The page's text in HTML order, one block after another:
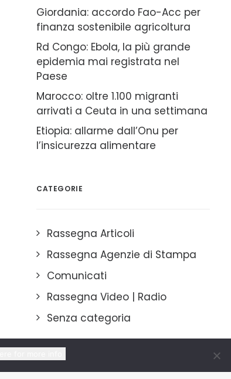
Giordania: accordo Fao-Acc per
finanza sostenibile agricoltura
Rd Congo: Ebola, la più grande
epidemia mai registrata nel
Paese
Marocco: oltre 1.100 migranti
arrivati a Ceuta in una settimana
Etiopia: allarme dall’Onu per
l’insicurezza alimentare
CATEGORIE
Rassegna Articoli
Rassegna Agenzie di Stampa
Comunicati
Rassegna Video | Radio
Senza categoria